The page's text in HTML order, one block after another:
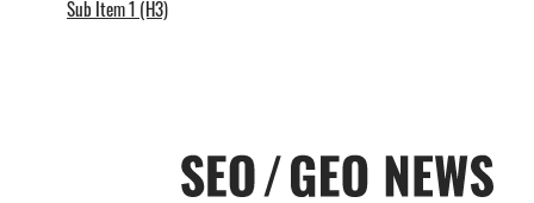
Sub Item 1 (H3)